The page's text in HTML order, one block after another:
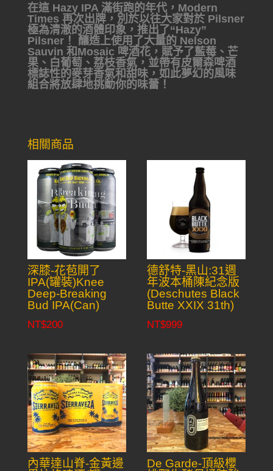
在這 Hazy IPA 滿街跑的年代，Modern
Times 再次出牌， 別於以往大家對於 Pilsner
極為清澈的酒體印象，推出了“Hazy”
Pilsner！ 釀造上使用了大量的 Nelson
Sauvin 和 Mosaic 啤酒花，賦予了藍莓、芒
果、白葡萄、荔枝香氣，並帶有皮爾森啤酒
標誌性的麥芽香氣和甜味，如此夢幻的風味
組合將放肆地挑動你的味蕾！
相關商品
深膝-花苞開了
IPA(罐裝)Knee
Deep-Breaking
Bud IPA(Can)
NT$200
德舒特-黑山:31週
年波本桶陳紀念版
(Deschutes Black
Butte XXIX 31th)
NT$999
內華達山脊-金黃邊
De Garde-頂級櫻